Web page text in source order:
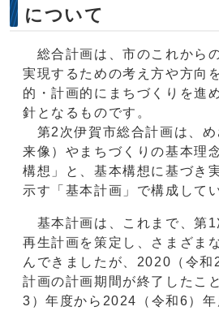
について
総合計画は、市のこれから
実現するための考え方や方向
的・計画的にまちづくりを進
針となるものです。
第2次伊賀市総合計画は、め
来像）やまちづくりの基本理
構想」と、基本構想に基づき
示す「基本計画」で構成して
基本計画は、これまで、第1
再生計画を策定し、さまざま
んできましたが、2020（令和
計画の計画期間が終了したこ
3）年度から2024（令和6）